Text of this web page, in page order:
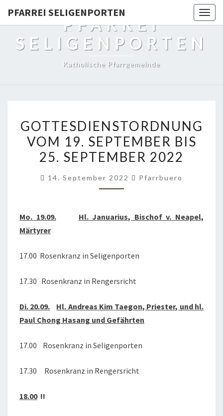
PFARREI SELIGENPORTEN
PFARREI
SELIGENPORTEN
Katholische Pfarrgemeinde
VOM
19.
SEPTEMBER
25.
GOTTESDIENSTORDNUNG
VOM 19. SEPTEMBER BIS
25. SEPTEMBER 2022
14. September 2022 Pfarrbuero
Mo. 19.09.
Hl. Januarius, Bischof v. Neapel,
Märtyrer
17.00 Rosenkranz in Seligenporten
17.30 Rosenkranz in Rengersricht
Di. 20.09.
Hl. Andreas Kim Taegon, Priester, und hl.
Paul Chong Hasang und Gefährten
17.00 Rosenkranz in Seligenporten
17.30 Rosenkranz in Rengersricht
18.00!!